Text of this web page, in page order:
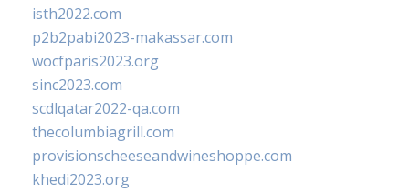
isth2022.com
p2b2pabi2023-makassar.com
wocfparis2023.org
sinc2023.com
scdlqatar2022-qa.com
thecolumbiagrill.com
provisionscheeseandwineshoppe.com
khedi2023.org